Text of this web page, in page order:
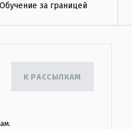
Обучение за границей
К РАССЫЛКАМ